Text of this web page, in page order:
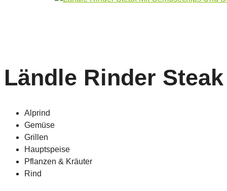
Ländle Rinder
Alprind
Gemüse
Grillen
Hauptspeise
Pflanzen & Kräuter
Rind